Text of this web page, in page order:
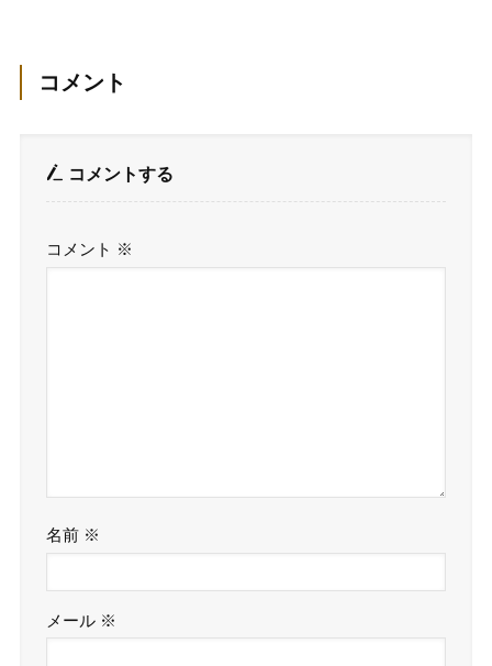
コメント
コメントする
コメント ※
名前 ※
メール ※